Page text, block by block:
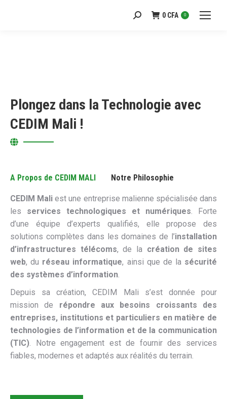
Recherche
0 CFA 0
Plongez dans la Technologie avec
CEDIM Mali !
A Propos de CEDIM MALI Notre Philosophie
CEDIM Mali est une entreprise malienne spécialisée dans
les services technologiques et numériques. Forte
d’une équipe d’experts qualifiés, elle propose des
solutions complètes dans les domaines de l’installation
d’infrastructures télécoms, de la création de sites
web, du réseau informatique, ainsi que de la sécurité
des systèmes d’information.
Depuis sa création, CEDIM Mali s’est donnée pour
mission de répondre aux besoins croissants des
entreprises, institutions et particuliers en matière de
technologies de l’information et de la communication
(TIC). Notre engagement est de fournir des services
fiables, modernes et adaptés aux réalités du terrain.